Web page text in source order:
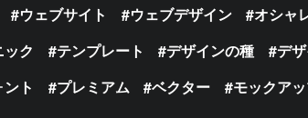
ウェブサイト ウェブデザイン オシャ
ク テンプレート デザインの種 デ
ト プレミアム ベクター モックア